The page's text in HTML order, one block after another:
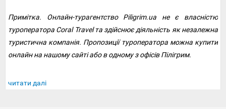
Примітка. Онлайн-турагентство Piligrim.ua не є власністю
туроператора Coral Travel та здійснює діяльність як незалежна
туристична компанія. Пропозиції туроператора можна купити
онлайн на нашому сайті або в одному з офісів Пілігрим.
читати далі